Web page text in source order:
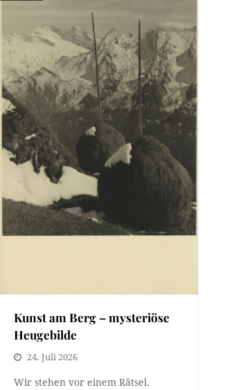
Kunst am Berg – mysteriöse
Heugebilde
24. Juli 2026
Wir stehen vor einem Rätsel.